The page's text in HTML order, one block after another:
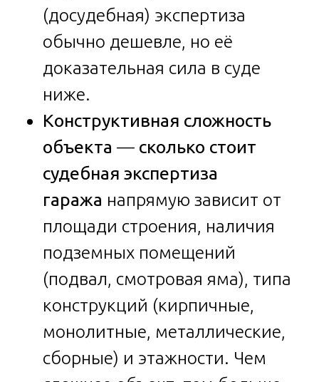
(досудебная) экспертиза
обычно дешевле, но её
доказательная сила в суде
ниже.
Конструктивная сложность
объекта — сколько стоит
судебная экспертиза
гаража напрямую зависит от
площади строения, наличия
подземных помещений
(подвал, смотровая яма), типа
конструкций (кирпичные,
монолитные, металлические,
сборные) и этажности. Чем